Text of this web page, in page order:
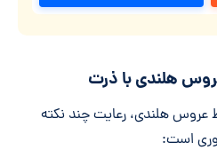
هلندی با ذرت
عروس هلندی، رعایت چند نکته
است: